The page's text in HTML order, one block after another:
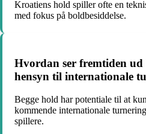
Kroatiens hold spiller ofte en
med fokus på boldbesiddelse.
Hvordan ser fremtiden ud
hensyn til internationale
Begge hold har potentiale til at
kommende internationale
spillere.